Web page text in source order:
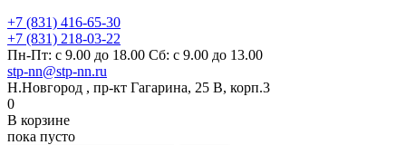
+7 (831) 416-65-30
+7 (831) 218-03-22
Пн-Пт: с 9.00 до 18.00 Сб: с 9.00 до 13.00
stp-nn@stp-nn.ru
Н.Новгород , пр-кт Гагарина, 25 В, корп.3
0
В корзине
пока пусто